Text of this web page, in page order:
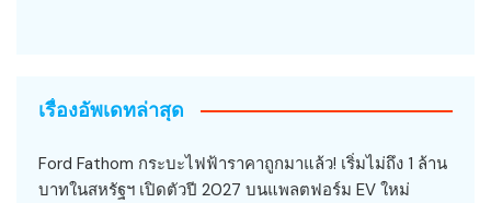
เรื่องอัพเดทล่าสุด
Ford Fathom กระบะไฟฟ้าราคาถูกมาแล้ว! เริ่มไม่ถึง 1 ล้าน
บาทในสหรัฐฯ เปิดตัวปี 2027 บนแพลตฟอร์ม EV ใหม่